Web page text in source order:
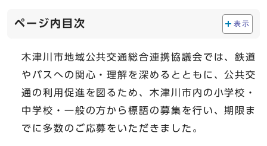
ページ内目次 表示
木津川市地域公共交通総合連携協議会では、鉄道
やバスへの関心・理解を深めるとともに、公共交
通の利用促進を図るため、木津川市内の小学校・
中学校・一般の方から標語の募集を行い、期限ま
でに多数のご応募をいただきました。